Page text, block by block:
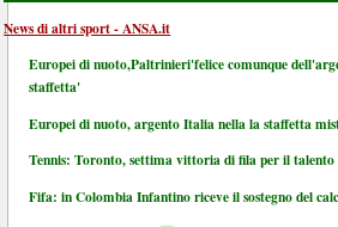
News di altri sport - ANSA.it
Europei di nuoto,Paltrinieri'felice comunque
staffetta'
Europei di nuoto, argento Italia nella la staffetta
Tennis: Toronto, settima vittoria di fila per il
Fifa: in Colombia Infantino riceve il sostegno del